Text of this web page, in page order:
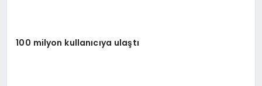
100 milyon kullanıcıya ulaştı